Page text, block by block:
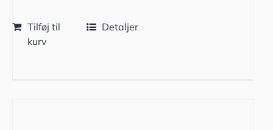
Tilføj til
kurv
Detaljer